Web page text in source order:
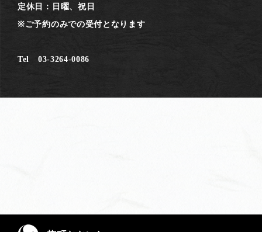
定休日：日曜、祝日
※ご予約のみでの受付となります
Tel 03-3264-0086